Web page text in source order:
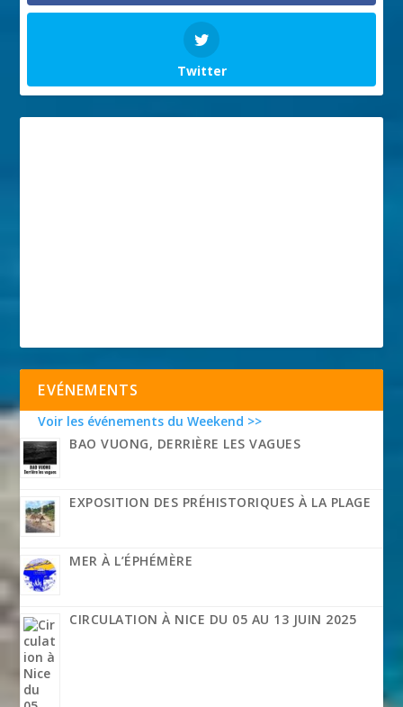
Twitter
EVÉNEMENTS
Voir les événements du Weekend >>
BAO VUONG, DERRIÈRE LES VAGUES
EXPOSITION DES PRÉHISTORIQUES À LA PLAGE
MER À L’ÉPHÉMÈRE
CIRCULATION À NICE DU 05 AU 13 JUIN 2025